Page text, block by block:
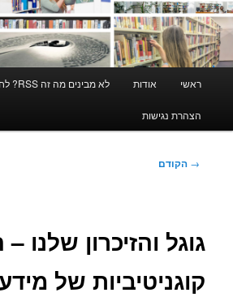
ראשי אודות לא מבינים מה זה RSS? לחצו כאן לקבלת הסבר
הצהרת נגישות
ניווט
→ הקודם
גוגל והזיכרון שלנו
קוגניטיביות של